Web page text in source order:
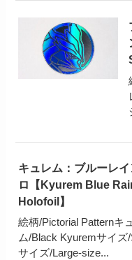
キュレム：ブルーレ
ロ【Kyurem Blue
Holofoil】
絵柄/Pictorial Patternキ
ム/Black Kyuremサイズ
サイズ/Large-size...